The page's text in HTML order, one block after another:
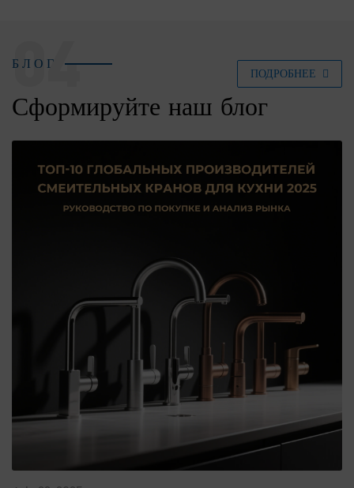
04
БЛОГ ПОДРОБНЕЕ
Сформируйте наш блог